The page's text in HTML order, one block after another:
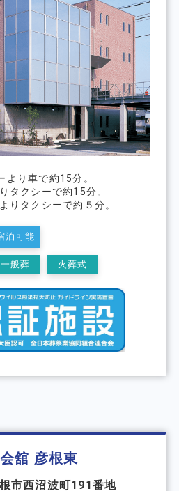
より⾞で約15分。
タクシーで約15分。
りタクシーで約５分。
泊可能
一般葬 火葬式
舘 彦根東
市西沼波町191番地